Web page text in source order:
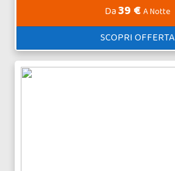
Da39 €A Notte
SCOPRI OFFERTA